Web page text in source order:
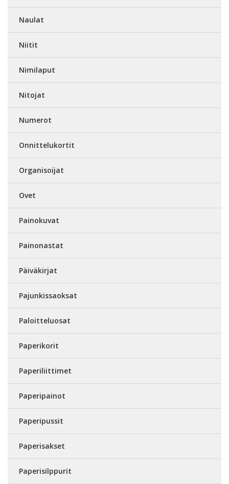
Naulat
Niitit
Nimilaput
Nitojat
Numerot
Onnittelukortit
Organisoijat
Ovet
Painokuvat
Painonastat
Päiväkirjat
Pajunkissaoksat
Paloitteluosat
Paperikorit
Paperiliittimet
Paperipainot
Paperipussit
Paperisakset
Paperisilppurit